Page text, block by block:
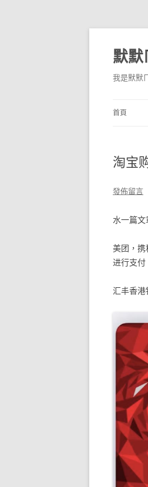
默默
我是默默
首頁
淘宝
發佈留言
水一篇文
美团，携
进行支付
汇丰香港